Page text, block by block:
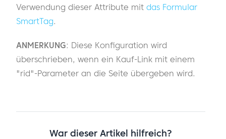
Verwendung dieser Attribute mit das Formular
SmartTag.
ANMERKUNG: Diese Konfiguration wird
überschrieben, wenn ein Kauf-Link mit einem
"rid"-Parameter an die Seite übergeben wird.
War dieser Artikel hilfreich?